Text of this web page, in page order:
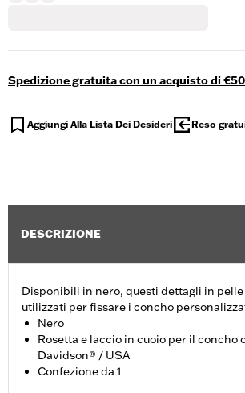
Spedizione gratuita con un acquisto di €50
Aggiungi Alla Lista Dei Desideri Reso
DESCRIZIONE
Disponibili in nero, questi dettagli in pelle
utilizzati per fissare i concho
Nero
Rosetta e laccio in cuoio per il concho
Davidson® / USA
Confezione da 1